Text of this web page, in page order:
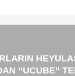
“UCUBE”